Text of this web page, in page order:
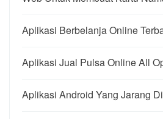
Aplikasi Berbelanja Online
Aplikasi Jual Pulsa Online All
Aplikasi Android Yang Jarang